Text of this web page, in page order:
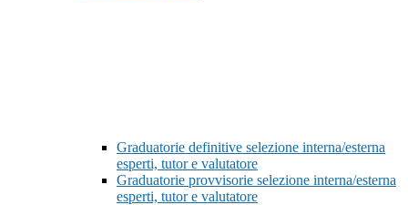
Graduatorie definitive selezione interna/esterna
esperti, tutor e valutatore
Graduatorie provvisorie selezione interna/esterna
esperti, tutor e valutatore